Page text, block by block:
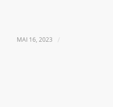
MAI 16, 2023 /